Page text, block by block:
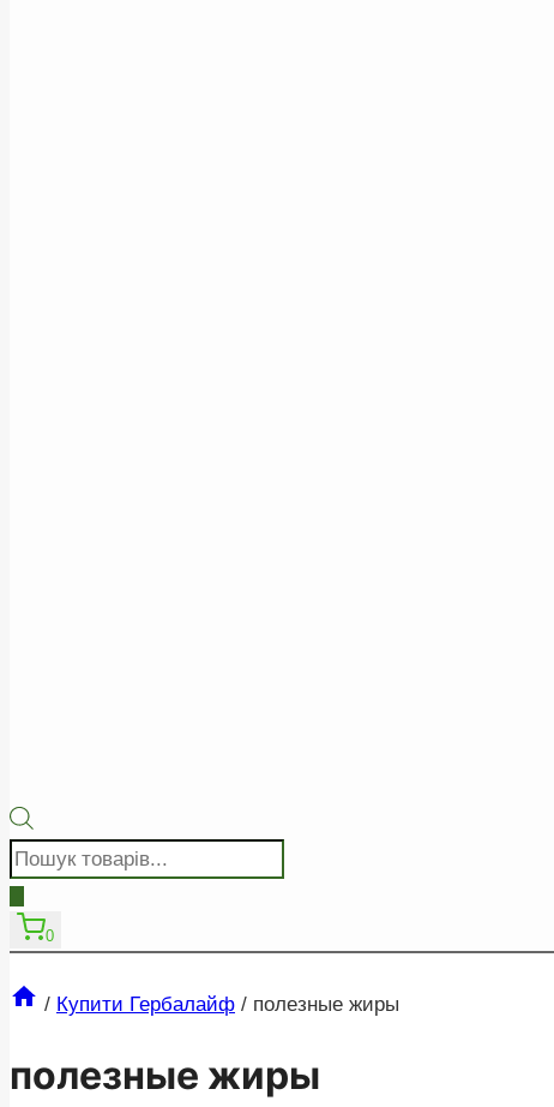
Пошук
товарів
0
/ Купити Гербалайф / полезные жиры
полезные жиры